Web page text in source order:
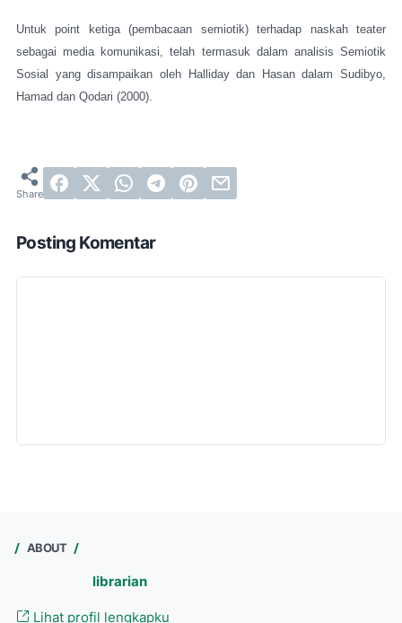
Untuk point ketiga (pembacaan semiotik) terhadap naskah teater
sebagai media komunikasi, telah termasuk dalam analisis Semiotik
Sosial yang disampaikan oleh Halliday dan Hasan dalam Sudibyo,
Hamad dan Qodari (2000).
Posting Komentar
ABOUT
librarian
Lihat profil lengkapku